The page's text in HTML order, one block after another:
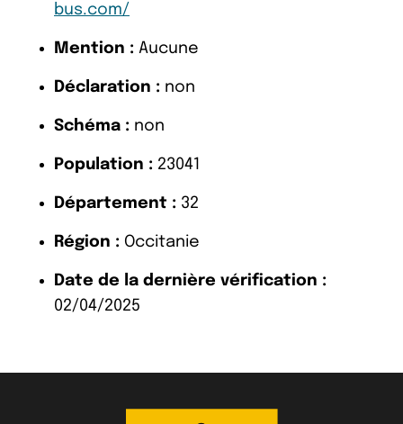
bus.com/
Mention : Aucune
Déclaration : non
Schéma : non
Population : 23041
Département : 32
Région : Occitanie
Date de la dernière vérification :
02/04/2025